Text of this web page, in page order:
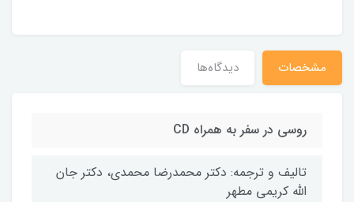
مشخصات دیدگاه‌ها
روسی در سفر به همراه CD
تالیف و ترجمه: دکتر محمدرضا محمدی، دکتر جان
الله کریمی مطهر